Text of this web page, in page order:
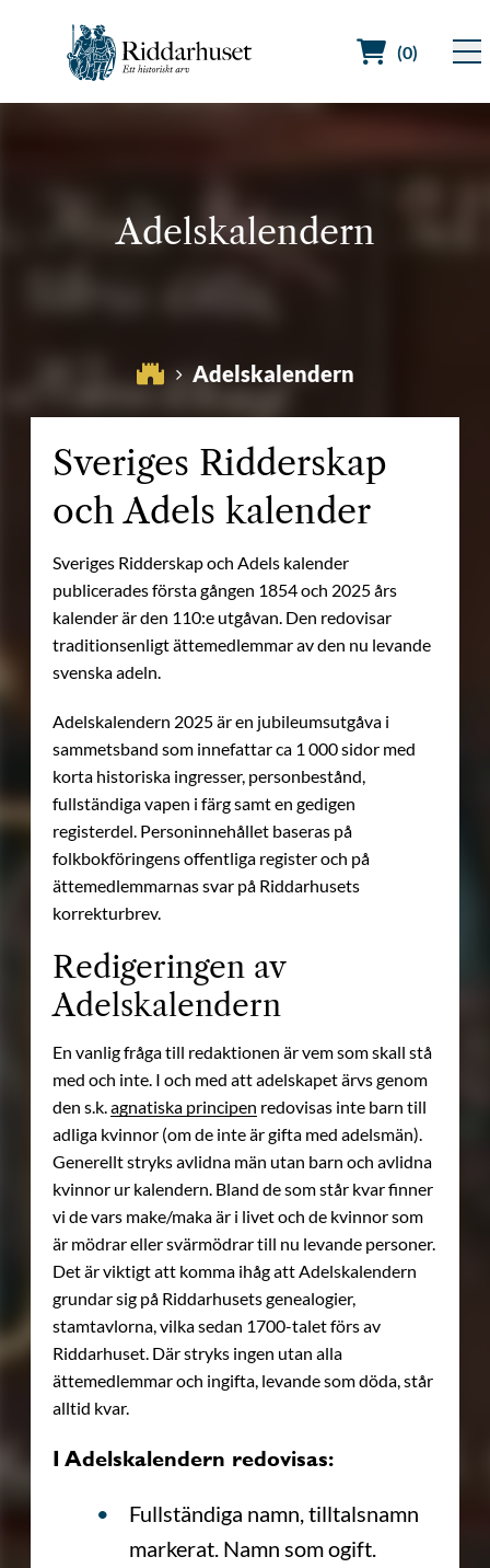
(0)
Adelskalendern
Adelskalendern
Sveriges Ridderskap
och Adels kalender
Sveriges Ridderskap och Adels kalender
publicerades första gången 1854 och 2025 års
kalender är den 110:e utgåvan. Den redovisar
traditionsenligt ättemedlemmar av den nu levande
svenska adeln.
Adelskalendern 2025 är en jubileumsutgåva i
sammetsband som innefattar ca 1 000 sidor med
korta historiska ingresser, personbestånd,
fullständiga vapen i färg samt en gedigen
registerdel. Personinnehållet baseras på
folkbokföringens offentliga register och på
ättemedlemmarnas svar på Riddarhusets
korrekturbrev.
Redigeringen av
Adelskalendern
En vanlig fråga till redaktionen är vem som skall stå
med och inte. I och med att adelskapet ärvs genom
den s.k.agnatiska principen redovisas inte barn till
adliga kvinnor (om de inte är gifta med adelsmän).
Generellt stryks avlidna män utan barn och avlidna
kvinnor ur kalendern. Bland de som står kvar finner
vi de vars make/maka är i livet och de kvinnor som
är mödrar eller svärmödrar till nu levande personer.
Det är viktigt att komma ihåg att Adelskalendern
grundar sig på Riddarhusets genealogier,
stamtavlorna, vilka sedan 1700-talet förs av
Riddarhuset. Där stryks ingen utan alla
ättemedlemmar och ingifta, levande som döda, står
alltid kvar.
I Adelskalendern redovisas:
Fullständiga namn, tilltalsnamn
markerat. Namn som ogift.